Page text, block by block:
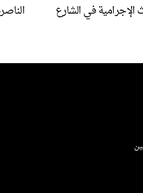
الإجرامية في الشارع